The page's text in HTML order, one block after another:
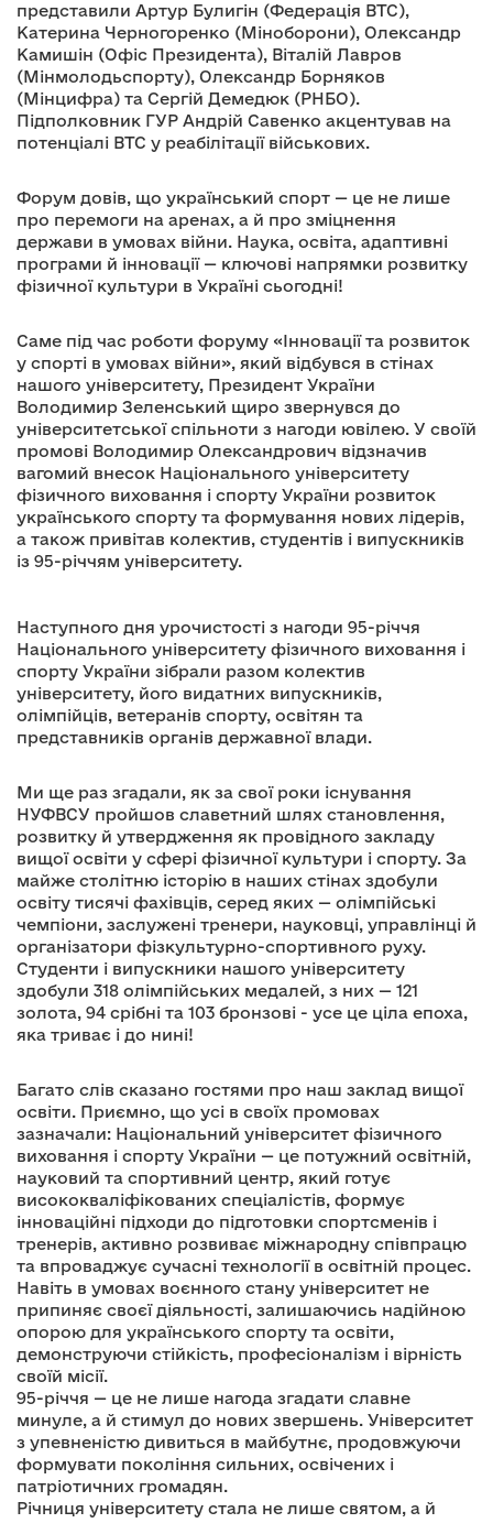
представили Артур Булигін (Федерація ВТС),
Катерина Черногоренко (Міноборони), Олександр
Камишін (Офіс Президента), Віталій Лавров
(Мінмолодьспорту), Олександр Борняков
(Мінцифра) та Сергій Демедюк (РНБО).
Підполковник ГУР Андрій Савенко акцентував на
потенціалі ВТС у реабілітації військових.
Форум довів, що український спорт — це не лише
про перемоги на аренах, а й про зміцнення
держави в умовах війни. Наука, освіта, адаптивні
програми й інновації — ключові напрямки розвитку
фізичної культури в Україні сьогодні!
Саме під час роботи форуму «Інновації та розвиток
у спорті в умовах війни», який відбувся в стінах
нашого університету, Президент України
Володимир Зеленський щиро звернувся до
університетської спільноти з нагоди ювілею. У своїй
промові Володимир Олександрович відзначив
вагомий внесок Національного університету
фізичного виховання і спорту України розвиток
українського спорту та формування нових лідерів,
а також привітав колектив, студентів і випускників
із 95-річчям університету.
Наступного дня урочистості з нагоди 95-річчя
Національного університету фізичного виховання і
спорту України зібрали разом колектив
університету, його видатних випускників,
олімпійців, ветеранів спорту, освітян та
представників органів державної влади.
Ми ще раз згадали, як за свої роки існування
НУФВСУ пройшов славетний шлях становлення,
розвитку й утвердження як провідного закладу
вищої освіти у сфері фізичної культури і спорту. За
майже столітню історію в наших стінах здобули
освіту тисячі фахівців, серед яких — олімпійські
чемпіони, заслужені тренери, науковці, управлінці й
організатори фізкультурно-спортивного руху.
Студенти і випускники нашого університету
здобули 318 олімпійських медалей, з них — 121
золота, 94 срібні та 103 бронзові - усе це ціла епоха,
яка триває і до нині!
Багато слів сказано гостями про наш заклад вищої
освіти. Приємно, що усі в своїх промовах
зазначали: Національний університет фізичного
виховання і спорту України — це потужний освітній,
науковий та спортивний центр, який готує
висококваліфікованих спеціалістів, формує
інноваційні підходи до підготовки спортсменів і
тренерів, активно розвиває міжнародну співпрацю
та впроваджує сучасні технології в освітній процес.
Навіть в умовах воєнного стану університет не
припиняє своєї діяльності, залишаючись надійною
опорою для українського спорту та освіти,
демонструючи стійкість, професіоналізм і вірність
своїй місії.
95-річчя — це не лише нагода згадати славне
минуле, а й стимул до нових звершень. Університет
з упевненістю дивиться в майбутнє, продовжуючи
формувати покоління сильних, освічених і
патріотичних громадян.
Річниця університету стала не лише святом, а й